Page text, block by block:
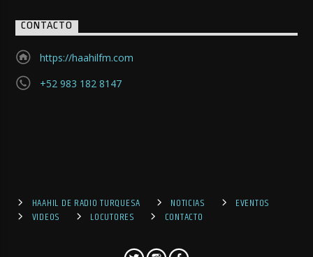
CONTACTO
https://haahilfm.com
+52 983 182 8147
HAAHIL DE RADIO TURQUESA NOTICIAS
EVENTOS
VIDEOS
LOCUTORES CONTACTO